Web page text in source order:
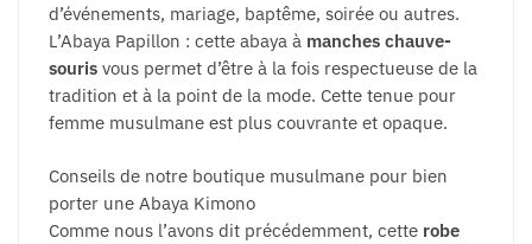
d’événements, mariage, baptême, soirée ou autres.
L’Abaya Papillon : cette abaya à manches chauve-
souris vous permet d’être à la fois respectueuse de la
tradition et à la point de la mode. Cette tenue pour
femme musulmane est plus couvrante et opaque.
Conseils de notre boutique musulmane pour bien
porter une Abaya Kimono
Comme nous l’avons dit précédemment, cette robe